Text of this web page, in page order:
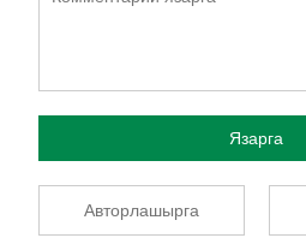
Язарга
Авторлашырга